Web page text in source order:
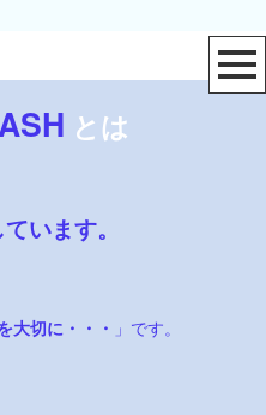
とは
ます。
大切に・・・ 」です。